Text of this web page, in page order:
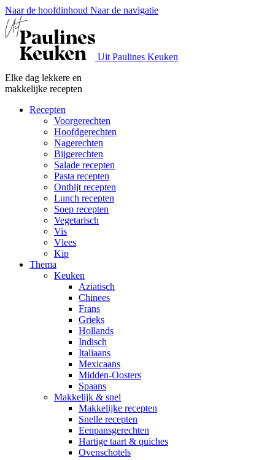
Naar de hoofdinhoud Naar de navigatie
Uit Paulines Keuken
Elke dag lekkere en
makkelijke recepten
Recepten
Voorgerechten
Hoofdgerechten
Nagerechten
Bijgerechten
Salade recepten
Pasta recepten
Ontbijt recepten
Lunch recepten
Soep recepten
Vegetarisch
Vis
Vlees
Kip
Thema
Keuken
Aziatisch
Chinees
Frans
Grieks
Hollands
Indisch
Italiaans
Mexicaans
Midden-Oosters
Spaans
Makkelijk & snel
Makkelijke recepten
Snelle recepten
Eenpansgerechten
Hartige taart & quiches
Ovenschotels